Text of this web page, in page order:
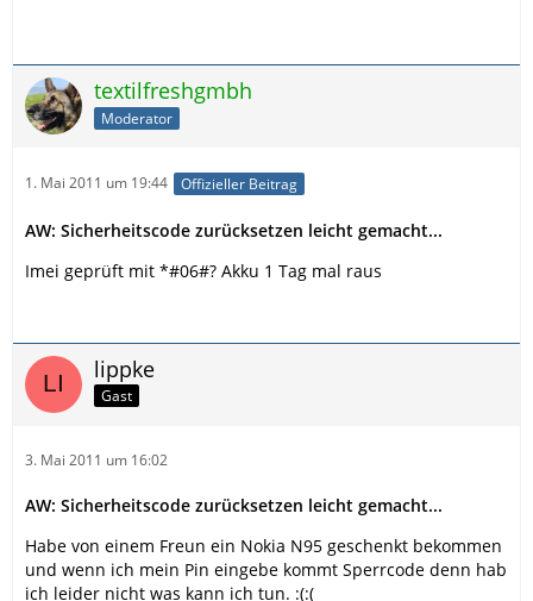
textilfreshgmbh
Moderator
1. Mai 2011 um 19:44 Offizieller Beitrag
AW: Sicherheitscode zurücksetzen leicht gemacht...
Imei geprüft mit *#06#? Akku 1 Tag mal raus
lippke
Gast
3. Mai 2011 um 16:02
AW: Sicherheitscode zurücksetzen leicht gemacht...
Habe von einem Freun ein Nokia N95 geschenkt bekommen
und wenn ich mein Pin eingebe kommt Sperrcode denn hab
ich leider nicht was kann ich tun. :(:(